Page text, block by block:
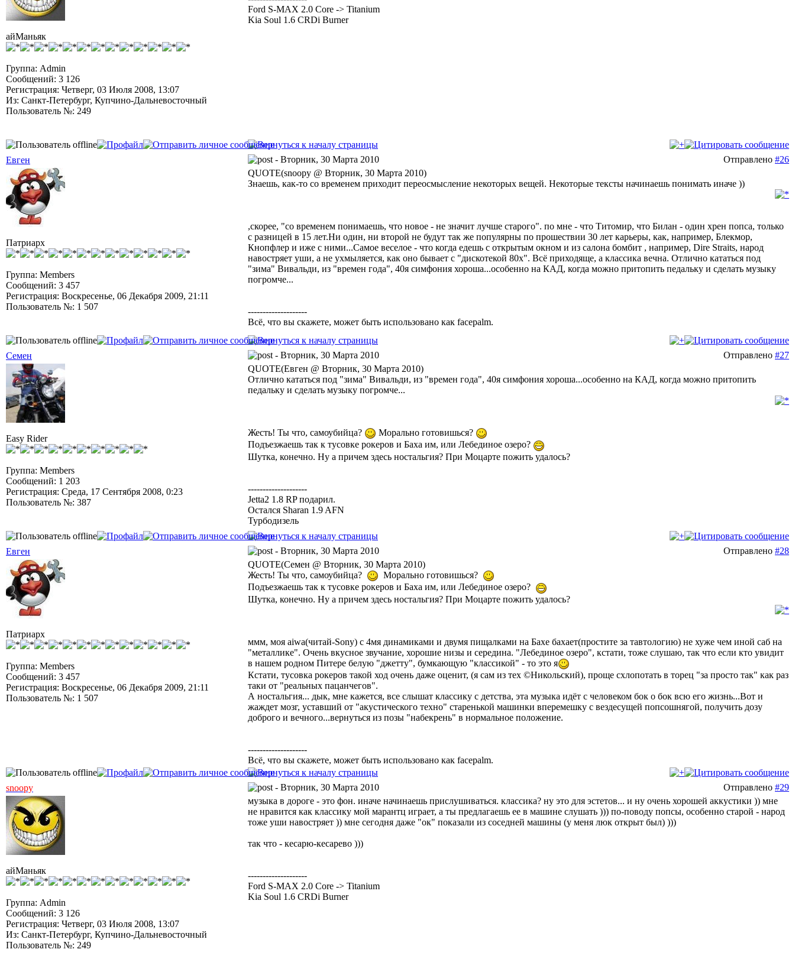
айМаньяк
Группа: Admin
Сообщений: 3 126
Регистрация: Четверг, 03 Июля 2008, 13:07
Из: Санкт-Петербург, Купчино-Дальневосточный
Пользователь №: 249
Ford S-MAX 2.0 Core -> Titanium
Kia Soul 1.6 CRDi Burner
Евген - Вторник, 30 Марта 2010 Отправлено #26
Патриарх
Группа: Members
Сообщений: 3 457
Регистрация: Воскресенье, 06 Декабря 2009, 21:11
Пользователь №: 1 507
QUOTE(snoopy @ Вторник, 30 Марта 2010)
Знаешь, как-то со временем приходит переосмысление некоторых вещей. Некоторые тексты начинаешь понимать иначе ))
,скорее, "со временем понимаешь, что новое - не значит лучше старого". по мне - что Титомир, что Билан - один хрен попса, только
с разницей в 15 лет.Ни один, ни второй не будут так же популярны по прошествии 30 лет карьеры, как, например, Блекмор,
Кнопфлер и иже с ними...Самое веселое - что когда едешь с открытым окном и из салона бомбит , например, Dire Straits, народ
навостряет уши, а не ухмыляется, как оно бывает с "дискотекой 80х". Всё приходяще, а классика вечна. Отлично кататься под
"зима" Вивальди, из "времен года", 40я симфония хороша...особенно на КАД, когда можно притопить педальку и сделать музыку
погромче...
--------------------
Всё, что вы скажете, может быть использовано как facepalm.
Семен - Вторник, 30 Марта 2010 Отправлено #27
Easy Rider
Группа: Members
Сообщений: 1 203
Регистрация: Среда, 17 Сентября 2008, 0:23
Пользователь №: 387
QUOTE(Евген @ Вторник, 30 Марта 2010)
Отлично кататься под "зима" Вивальди, из "времен года", 40я симфония хороша...особенно на КАД, когда можно притопить
педальку и сделать музыку погромче...
Жесть! Ты что, самоубийца?
Морально готовишься?
Подъезжаешь так к тусовке рокеров и Баха им, или Лебединое озеро?
Шутка, конечно. Ну а причем здесь ностальгия? При Моцарте пожить удалось?
--------------------
Jetta2 1.8 RP подарил.
Остался Sharan 1.9 AFN
Турбодизель
Евген - Вторник, 30 Марта 2010 Отправлено #28
Патриарх
Группа: Members
Сообщений: 3 457
Регистрация: Воскресенье, 06 Декабря 2009, 21:11
Пользователь №: 1 507
QUOTE(Семен @ Вторник, 30 Марта 2010)
Жесть! Ты что, самоубийца?
Морально готовишься?
Подъезжаешь так к тусовке рокеров и Баха им, или Лебединое озеро?
Шутка, конечно. Ну а причем здесь ностальгия? При Моцарте пожить удалось?
ммм, моя aiwa(читай-Sony) с 4мя динамиками и двумя пищалками на Бахе бахает(простите за тавтологию) не хуже чем иной саб на
"металлике". Очень вкусное звучание, хорошие низы и середина. "Лебединое озеро", кстати, тоже слушаю, так что если кто увидит
в нашем родном Питере белую "джетту", бумкающую "классикой" - то это я
Кстати, тусовка рокеров такой ход очень даже оценит, (я сам из тех ©Никольский), проще схлопотать в торец "за просто так" как раз
таки от "реальных пацанчегов".
А ностальгия... дык, мне кажется, все слышат классику с детства, эта музыка идёт с человеком бок о бок всю его жизнь...Вот и
жаждет мозг, уставший от "акустического техно" старенькой машинки вперемешку с вездесущей попсошнягой, получить дозу
доброго и вечного...вернуться из позы "набекрень" в нормальное положение.
--------------------
Всё, что вы скажете, может быть использовано как facepalm.
snoopy - Вторник, 30 Марта 2010 Отправлено #29
айМаньяк
Группа: Admin
Сообщений: 3 126
Регистрация: Четверг, 03 Июля 2008, 13:07
Из: Санкт-Петербург, Купчино-Дальневосточный
Пользователь №: 249
музыка в дороге - это фон. иначе начинаешь прислушиваться. классика? ну это для эстетов... и ну очень хорошей аккустики )) мне
не нравится как классику мой марантц играет, а ты предлагаешь ее в машине слушать ))) по-поводу попсы, особенно старой - народ
тоже уши навостряет )) мне сегодня даже "ок" показали из соседней машины (у меня люк открыт был) )))
так что - кесарю-кесарево )))
--------------------
Ford S-MAX 2.0 Core -> Titanium
Kia Soul 1.6 CRDi Burner